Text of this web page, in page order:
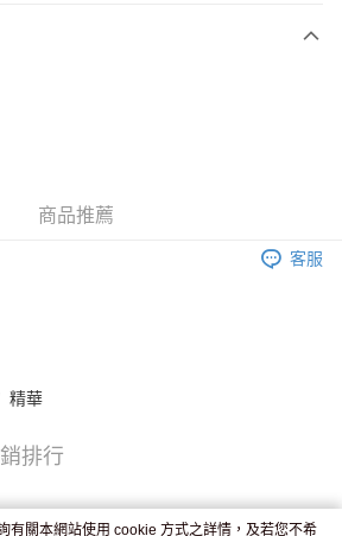
認後2-4個工作天到店，7天內取。逾期後
商品推薦
客服
精華
排行
有關本網站使用 cookie 方式之詳情，及若您不希